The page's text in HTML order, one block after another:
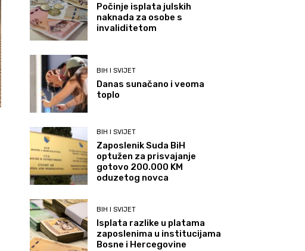
Počinje isplata julskih
naknada za osobe s
invaliditetom
BIH I SVIJET
Danas sunačano i veoma
toplo
BIH I SVIJET
Zaposlenik Suda BiH
optužen za prisvajanje
gotovo 200.000 KM
oduzetog novca
BIH I SVIJET
Isplata razlike u platama
zaposlenima u institucijama
Bosne i Hercegovine